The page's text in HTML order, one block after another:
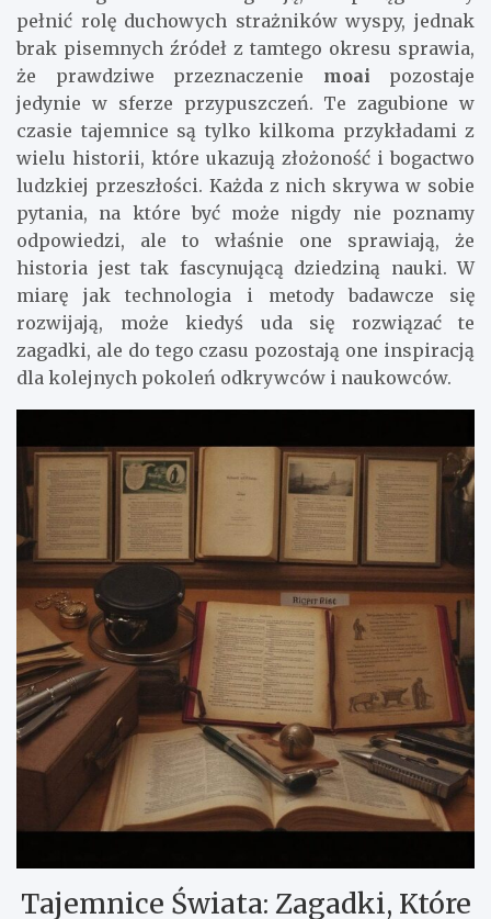
pełnić rolę duchowych strażników wyspy, jednak
brak pisemnych źródeł z tamtego okresu sprawia,
że prawdziwe przeznaczenie moai pozostaje
jedynie w sferze przypuszczeń. Te zagubione w
czasie tajemnice są tylko kilkoma przykładami z
wielu historii, które ukazują złożoność i bogactwo
ludzkiej przeszłości. Każda z nich skrywa w sobie
pytania, na które być może nigdy nie poznamy
odpowiedzi, ale to właśnie one sprawiają, że
historia jest tak fascynującą dziedziną nauki. W
miarę jak technologia i metody badawcze się
rozwijają, może kiedyś uda się rozwiązać te
zagadki, ale do tego czasu pozostają one inspiracją
dla kolejnych pokoleń odkrywców i naukowców.
Tajemnice Świata: Zagadki, Które